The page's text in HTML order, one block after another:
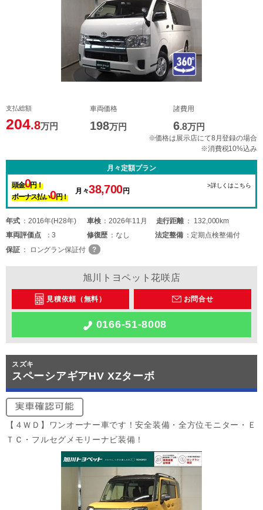
支払総額
204.8万円
車両価格
198万円
諸費用
6.8万円
※価格は展示店にて8月登録の場合
※消費税10%込み
月々定額プラン
頭金0円！
ボーナス払い0円！
月々38,700円
>詳しくはこちら
年式 2016年(H28年) 車検 2026年11月 走行距離
132,000km
車両評価点 3 修復歴 なし 法定整備
定期点検整備付
保証
ロングラン保証付
旭川トヨペット花咲店
見積依頼（無料） お問合せ
0166-51-8008
スズキ
スペーシアギアHV XZターボ
【４ＷＤ】ワンオーナー車です！安全装備・全方位モニター・Ｅ
ＴＣ・フルセグメモリーナビ装備！